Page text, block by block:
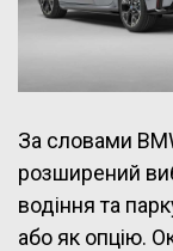
За словами
розширений
водіння та
або як опцію.